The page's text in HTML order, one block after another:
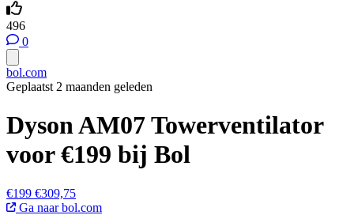
496
0
bol.com
Geplaatst 2 maanden geleden
Dyson AM07 Towerventilator
voor €199 bij Bol
€199 €309,75
Ga naar bol.com